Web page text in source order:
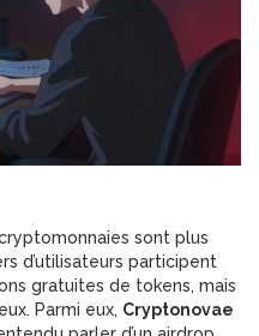
sont plus
d’utilisateurs participent
gratuites de tokens, mais
Parmi eux, Cryptonovae